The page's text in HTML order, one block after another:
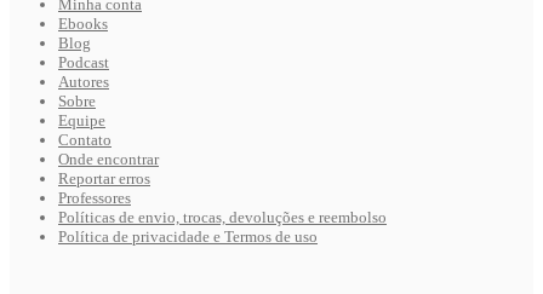
Minha conta
Ebooks
Blog
Podcast
Autores
Sobre
Equipe
Contato
Onde encontrar
Reportar erros
Professores
Políticas de envio, trocas, devoluções e reembolso
Política de privacidade e Termos de uso